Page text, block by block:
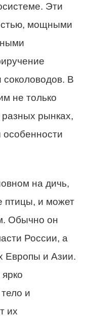
Эти
мощными
В
не только
разных рынках,
особенности
на дичь,
птицы, и может
Обычно он
России, а
Европы и Азии.
и
их